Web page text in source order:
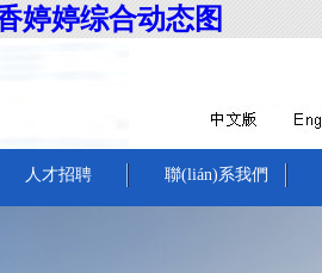
婷婷综合动态图
人才招聘 聯(lián)系我們